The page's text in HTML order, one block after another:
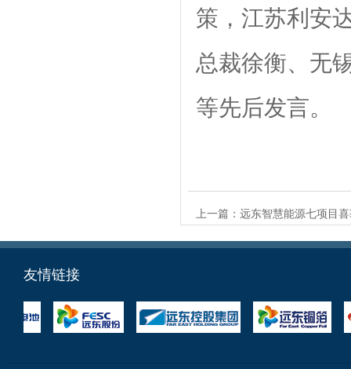
策，江苏利安
总裁徐衡、无
等先后发言。
上一篇： 远东智慧能源七项目
友情链接